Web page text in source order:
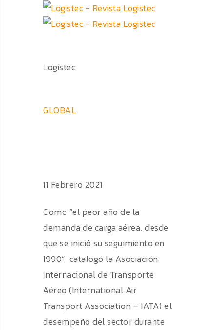
Logistec
GLOBAL
11 Febrero 2021
Como “el peor año de la
demanda de carga aérea, desde
que se inició su seguimiento en
1990”, catalogó la Asociación
Internacional de Transporte
Aéreo (International Air
Transport Association – IATA) el
desempeño del sector durante